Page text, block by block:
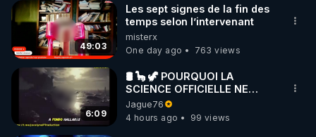
49:03
Les sept signes de la fin des
temps selon l’intervenant
misterx
One day ago
763 views
6:09
🛢 🦕 🦖 POURQUOI LA
SCIENCE OFFICIELLE NE
CONNAÎT-ELLE PAS LA VRAIE
ORIGINE DU PÉTROLE ?
Jague76
4 hours ago
99 views